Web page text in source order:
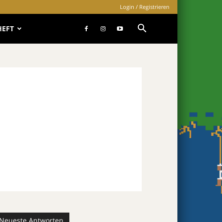
Login / Registrieren